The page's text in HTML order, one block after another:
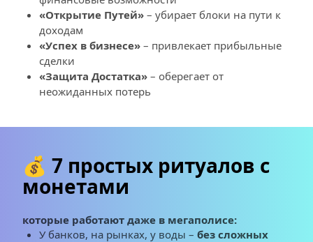
«Открытие Путей» – убирает блоки на пути к
доходам
«Успех в бизнесе» – привлекает прибыльные
сделки
«Защита Достатка» – оберегает от
неожиданных потерь
💰 7 простых ритуалов с
монетами
которые работают даже в мегаполисе:
У банков, на рынках, у воды – без сложных